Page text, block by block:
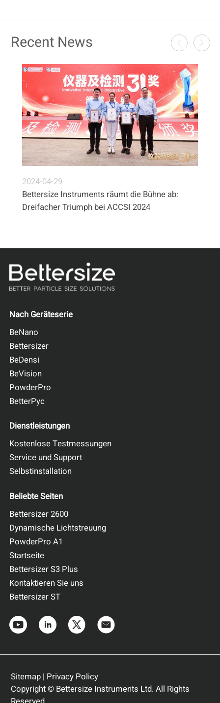
Recent News
2024-04-29
Bettersize Instruments räumt die Bühne ab:
Dreifacher Triumph bei ACCSI 2024
Nach Geräteserie
BeNano
Bettersizer
BeDensi
BeVision
PowderPro
BetterPyc
Dienstleistungen
Kostenlose Testmessungen
Service und Support
Selbstinstallation
Beliebte Seiten
Bettersizer 2600
Dynamische Lichtstreuung
PowderPro A1
Startseite
Bettersizer S3 Plus
Kontaktieren Sie uns
Bettersizer ST
Sitemap| Privacy Policy
Copyright © Bettersize Instruments Ltd. All Rights